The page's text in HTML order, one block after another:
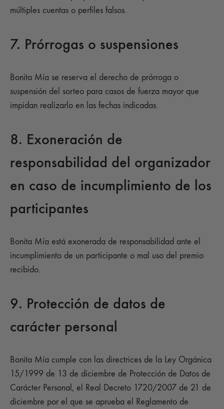
múltiples cuentas o perfiles falsos.
7. Prórrogas o suspensiones
Bonita Mía se reserva el derecho de prórroga o
suspensión del sorteo para casos de fuerza mayor que
impidan realizarlo en las fechas indicadas.
8. Exoneración de
responsabilidad del organizador
en caso de incumplimiento de los
participantes
Bonita Mía está exonerada de responsabilidad ante el
incumplimiento de un participante o mal uso del premio
recibido.
9. Protección de datos de
carácter personal
Bonita Mía cumple con las directrices de la Ley Orgánica
15/1999 de 13 de diciembre de Protección de Datos de
Carácter Personal, el Real Decreto 1720/2007 de 21 de
diciembre por el que se aprueba el Reglamento de